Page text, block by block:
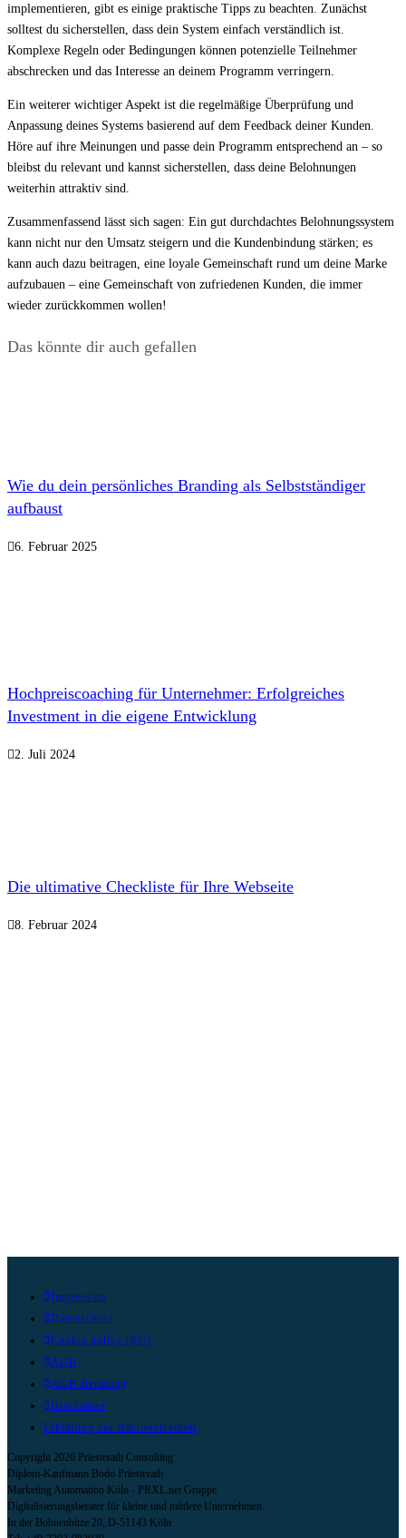
implementieren, gibt es einige praktische Tipps zu beachten. Zunächst
solltest du sicherstellen, dass dein System einfach verständlich ist.
Komplexe Regeln oder Bedingungen können potenzielle Teilnehmer
abschrecken und das Interesse an deinem Programm verringern.
Ein weiterer wichtiger Aspekt ist die regelmäßige Überprüfung und
Anpassung deines Systems basierend auf dem Feedback deiner Kunden.
Höre auf ihre Meinungen und passe dein Programm entsprechend an – so
bleibst du relevant und kannst sicherstellen, dass deine Belohnungen
weiterhin attraktiv sind.
Zusammenfassend lässt sich sagen: Ein gut durchdachtes Belohnungssystem
kann nicht nur den Umsatz steigern und die Kundenbindung stärken; es
kann auch dazu beitragen, eine loyale Gemeinschaft rund um deine Marke
aufzubauen – eine Gemeinschaft von zufriedenen Kunden, die immer
wieder zurückkommen wollen!
Das könnte dir auch gefallen
Wie du dein persönliches Branding als Selbstständiger
aufbaust
6. Februar 2025
Hochpreiscoaching für Unternehmer: Erfolgreiches
Investment in die eigene Entwicklung
2. Juli 2024
Die ultimative Checkliste für Ihre Webseite
8. Februar 2024
Impressum
Datenschutz
Cookie policy (EU)
AGB
AGB Beratung
Disclaimer
Erklärung zur Barrierefreiheit
Copyright 2026 Priesterath Consulting
Diplom-Kaufmann Bodo Priesterath
Marketing Automation Köln - PRXL.net Gruppe
Digitalisierungsberater für kleine und mittlere Unternehmen
In der Bohnenbitze 20, D-51143 Köln